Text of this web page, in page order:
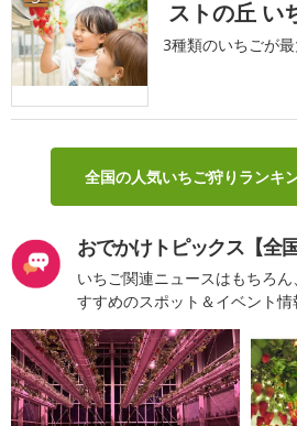
ストの丘 い
3種類のいちごが
全国の人気いちご狩りランキ
おでかけトピックス【全国
いちご関連ニュースはもちろ
すすめのスポット＆イベント情